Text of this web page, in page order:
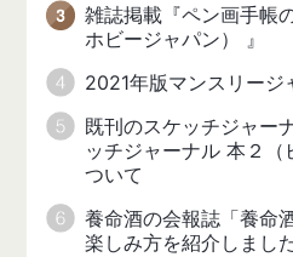
雑誌掲載『ペン画手帳
ホビージャパン） 』
2021年版マンスリージ
既刊のスケッチジャー
ッチジャーナル 本２
ついて
養命酒の会報誌「養命
楽しみ方を紹介しまし